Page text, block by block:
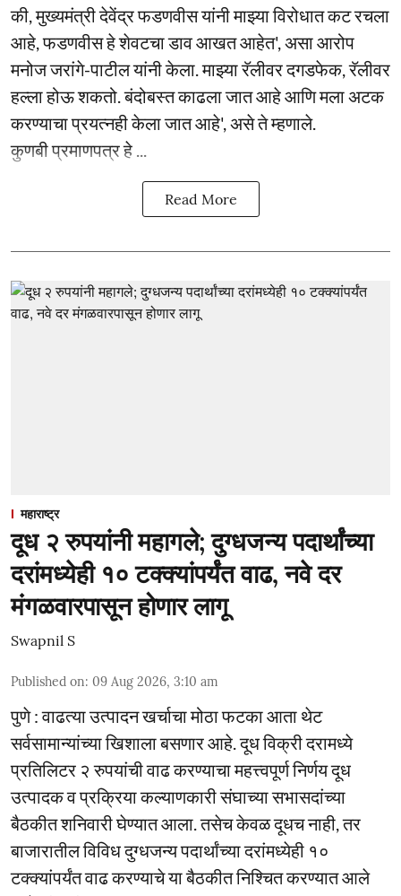
की, मुख्यमंत्री देवेंद्र फडणवीस यांनी माझ्या विरोधात कट रचला
आहे, फडणवीस हे शेवटचा डाव आखत आहेत', असा आरोप
मनोज जरांगे-पाटील यांनी केला. माझ्या रॅलीवर दगडफेक, रॅलीवर
हल्ला होऊ शकतो. बंदोबस्त काढला जात आहे आणि मला अटक
करण्याचा प्रयत्नही केला जात आहे', असे ते म्हणाले.
कुणबी प्रमाणपत्र हे ...
Read More
महाराष्ट्र
दूध २ रुपयांनी महागले; दुग्धजन्य पदार्थांच्या
दरांमध्येही १० टक्क्यांपर्यंत वाढ, नवे दर
मंगळवारपासून होणार लागू
Swapnil S
Published on: 09 Aug 2026, 3:10 am
पुणे : वाढत्या उत्पादन खर्चाचा मोठा फटका आता थेट
सर्वसामान्यांच्या खिशाला बसणार आहे. दूध विक्री दरामध्ये
प्रतिलिटर २ रुपयांची वाढ करण्याचा महत्त्वपूर्ण निर्णय दूध
उत्पादक व प्रक्रिया कल्याणकारी संघाच्या सभासदांच्या
बैठकीत शनिवारी घेण्यात आला. तसेच केवळ दूधच नाही, तर
बाजारातील विविध दुग्धजन्य पदार्थांच्या दरांमध्येही १०
टक्क्यांपर्यंत वाढ करण्याचे या बैठकीत निश्चित करण्यात आले